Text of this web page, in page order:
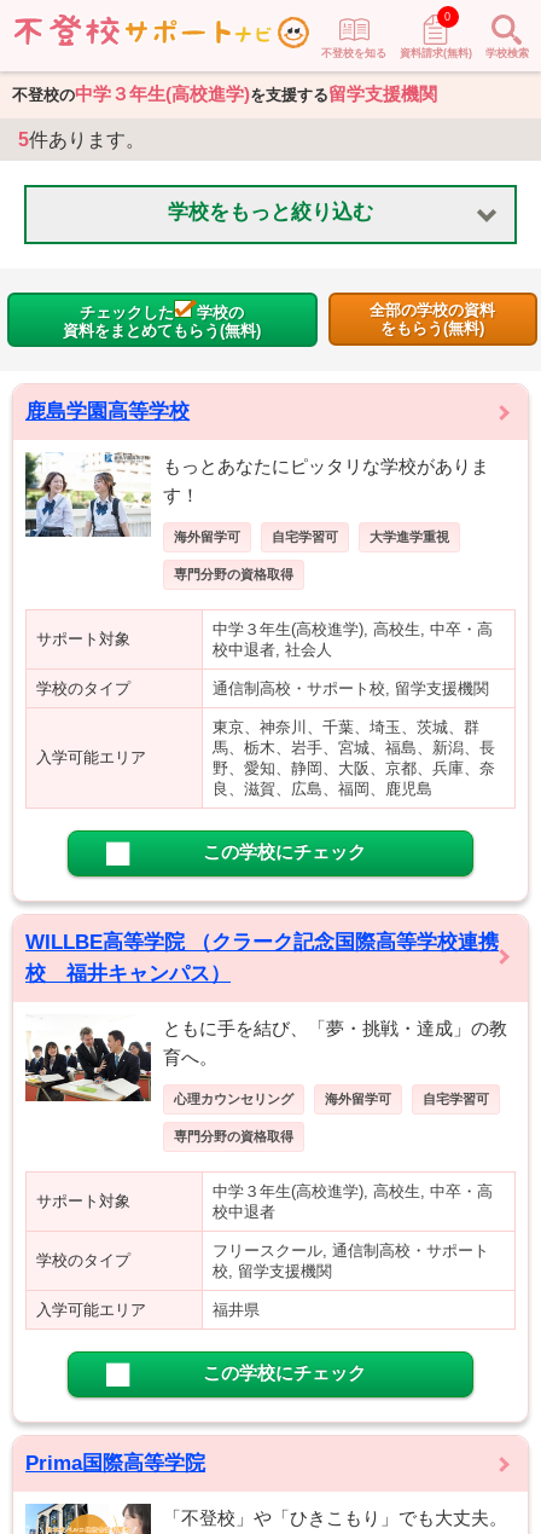
不登校を知る 資料請求(無料)
0
学校検索
不登校の中学３年生(高校進学)を支援する留学支援機関
5件あります。
学校をもっと絞り込む
チェックした
学校の
資料をまとめてもらう(無料)
全部の学校の資料
をもらう(無料)
鹿島学園高等学校
もっとあなたにピッタリな学校がありま
す！
海外留学可 自宅学習可 大学進学重視
専門分野の資格取得
サポート対象
中学３年生(高校進学), 高校生, 中卒・高
校中退者, 社会人
学校のタイプ 通信制高校・サポート校, 留学支援機関
入学可能エリア
東京、神奈川、千葉、埼玉、茨城、群
馬、栃木、岩手、宮城、福島、新潟、長
野、愛知、静岡、大阪、京都、兵庫、奈
良、滋賀、広島、福岡、鹿児島
この学校にチェック
WILLBE高等学院 （クラーク記念国際高等学校連携
校 福井キャンパス）
ともに手を結び、「夢・挑戦・達成」の教
育へ。
心理カウンセリング 海外留学可 自宅学習可
専門分野の資格取得
サポート対象
中学３年生(高校進学), 高校生, 中卒・高
校中退者
学校のタイプ
フリースクール, 通信制高校・サポート
校, 留学支援機関
入学可能エリア 福井県
この学校にチェック
Prima国際高等学院
「不登校」や「ひきこもり」でも大丈夫。